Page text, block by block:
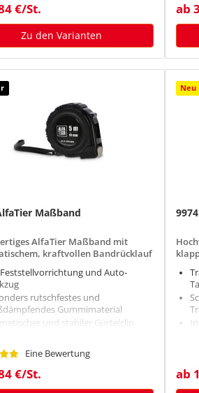
€/St.
Zu den Varianten
ab
Maßband
AlfaTier Maßband mit
kraftvollen Bandrücklauf
und Auto-
rutschfestes und
Gummimaterial
und stabiler Gürtelclip
praktischer Handschlaufe
Eine Bewertung
€/St.
Neu
ab